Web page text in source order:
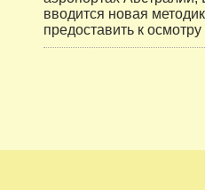
вводится новая
предоставить к